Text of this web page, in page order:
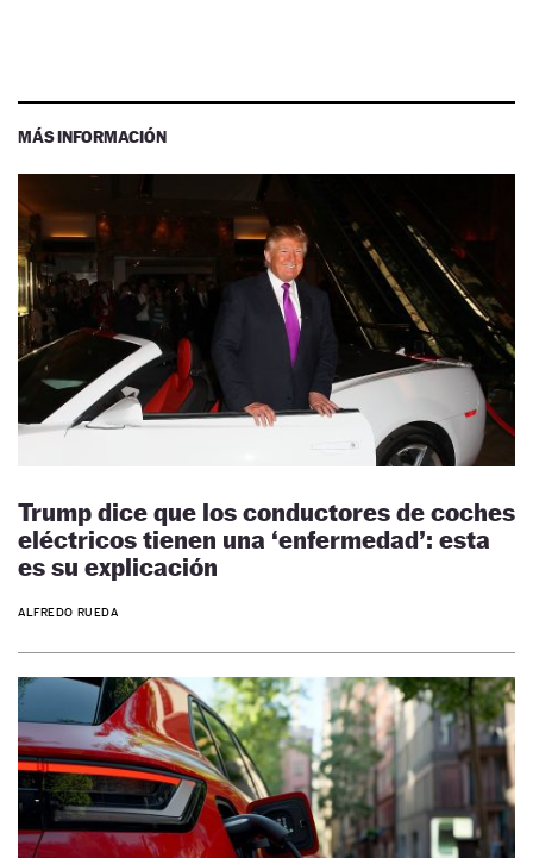
MÁS INFORMACIÓN
Trump dice que los conductores de coches
eléctricos tienen una ‘enfermedad’: esta
es su explicación
ALFREDO RUEDA